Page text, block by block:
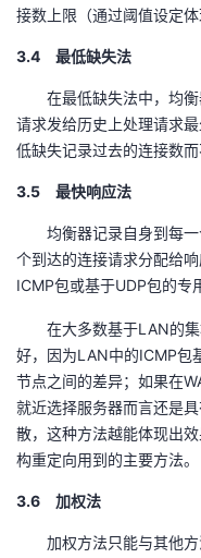
接数上限（通过阈值设定体
3.4 最低缺失法
在最低缺失法中，均衡
请求发给历史上处理请求
低缺失记录过去的连接数而
3.5 最快响应法
均衡器记录自身到每一
个到达的连接请求分配给
ICMP包或基于UDP包的专
在大多数基于LAN的集
好，因为LAN中的ICMP包
节点之间的差异；如果在
就近选择服务器而言还是
散，这种方法越能体现出
构重定向用到的主要方法。
3.6 加权法
加权方法只能与其他方